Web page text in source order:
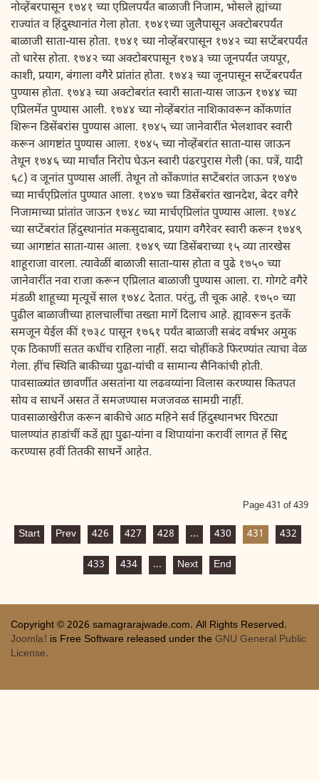
नोव्हेंबरपासून १७४१ च्या एप्रिलपर्यंत बाळाजी निजाम, भोसले ह्यांच्या
राज्यांत व हिंदुस्थानांत गेला होता. १७४१च्या जुलैपासून अक्टोबरपर्यंत
बाळाजी साता-यास होता. १७४१ च्या नोव्हेंबरपासून १७४२ च्या सप्टेंबरपर्यंत
तो धारेस होता. १७४२ च्या अक्टोबरपासून १७४३ च्या जूनपर्यंत जयपूर,
काशी, प्रयाग, बंगाला वगैरे प्रांतांत होता. १७४३ च्या जूनपासून सप्टेंबरपर्यंत
पुण्यास होता. १७४३ च्या अक्टोबरांत स्वारी साता-यास जाऊन १७४४ च्या
एप्रिलमेंत पुण्यास आली. १७४४ च्या नोव्हेंबरांत नाशिकावरून कोंकणांत
शिरून डिसेंबरांस पुण्यास आला. १७४५ च्या जानेवारींत भेलशावर स्वारी
करून आगष्टांत पुण्यास आला. १७४५ च्या नोव्हेंबरांत साता-यास जाऊन
तेथून १७४६ च्या मार्चांत निरोप घेऊन स्वारी पंढरपुरास गेली (का. पत्रें, यादी
६८) व जूनांत पुण्यास आलीं. तेथून तो कोंकणांत सप्टेंबरांत जाऊन १७४७
च्या मार्चएप्रिलांत पुण्यात आला. १७४७ च्या डिसेंबरांत खानदेश, बेदर वगैरे
निजामाच्या प्रांतांत जाऊन १७४८ च्या मार्चएप्रिलांत पुण्यास आला. १७४८
च्या सप्टेंबरांत हिंदुस्थानांत मकसुदाबाद, प्रयाग वगैरेवर स्वारी करून १७४९
च्या आगष्टांत साता-यास आला. १७४९ च्या डिसेंबराच्या १५ व्या तारखेस
शाहूराजा वारला. त्यावेळीं बाळाजी साता-यास होता व पुढे १७५० च्या
जानेवारींत नवा राजा करून एप्रिलात बाळाजी पुण्यास आला. रा. गोगटे वगैरे
मंडळी शाहूच्या मृत्यूचें साल १७४८ देतात. परंतु, ती चूक आहे. १७५० च्या
पुढील बाळाजीच्या हालचालींचा तख्ता मागें दिलाच आहे. ह्यावरून इतकें
समजून येईल कीं १७३८ पासून १७६१ पर्यंत बाळाजी सबंद वर्षभर अमुक
एक ठिकाणीं सतत कधींच राहिला नाहीं. सदा चोहींकडे फिरण्यांत त्याचा वेळ
गेला. हींच स्थिति बाकीच्या पुढा-यांची व सामान्य सैनिकांची होती.
पावसाळ्यांत छावणींत असतांना या लढवय्यांना विलास करण्यास कितपत
सोय व साधनें असत तें समजण्यास मजजवळ सामग्री नाहीं.
पावसाळाखेरीज करून बाकीचे आठ महिने सर्व हिंदुस्थानभर घिरट्या
घालण्यांत हाडांचीं कडें ह्या पुढा-यांना व शिपायांना करावीं लागत हें सिद्द
करण्यास हवीं तितकी साधनें आहेत.
Page 431 of 439
Start Prev 426 427 428 ... 430 431 432
433 434 ... Next End
Copyright © 2026 samagrarajwade.com. All Rights Reserved.
Joomla! is Free Software released under the GNU General Public
License.